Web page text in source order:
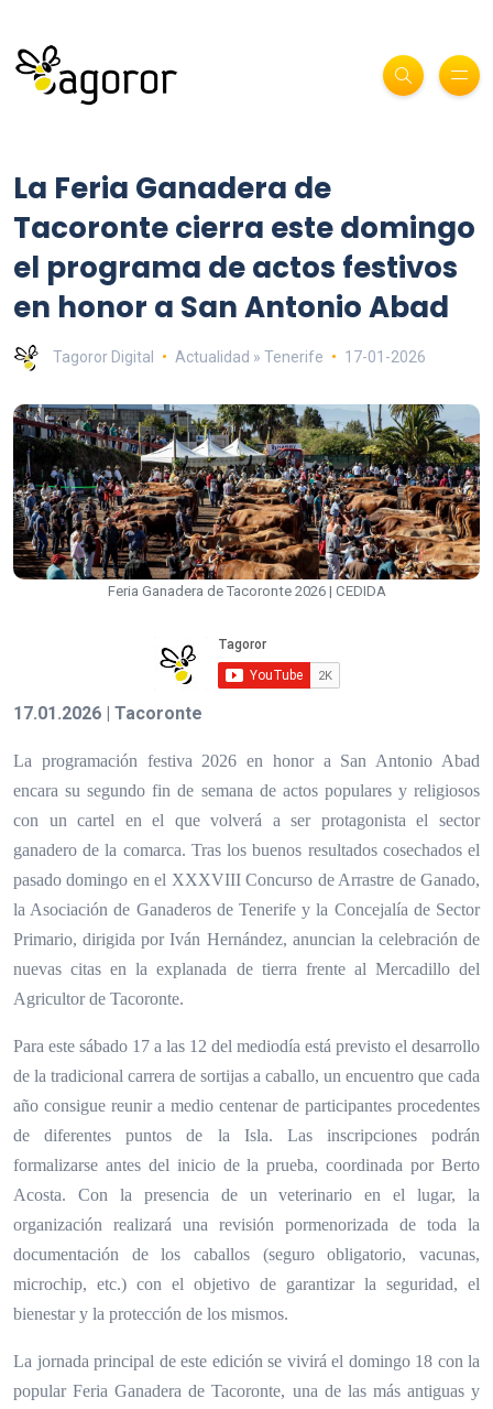
La Feria Ganadera de
Tacoronte cierra este domingo
el programa de actos festivos
en honor a San Antonio Abad
Tagoror Digital Actualidad » Tenerife 17-01-2026
Feria Ganadera de Tacoronte 2026 | CEDIDA
17.01.2026 | Tacoronte
La programación festiva 2026 en honor a San Antonio Abad
encara su segundo fin de semana de actos populares y religiosos
con un cartel en el que volverá a ser protagonista el sector
ganadero de la comarca. Tras los buenos resultados cosechados el
pasado domingo en el XXXVIII Concurso de Arrastre de Ganado,
la Asociación de Ganaderos de Tenerife y la Concejalía de Sector
Primario, dirigida por Iván Hernández, anuncian la celebración de
nuevas citas en la explanada de tierra frente al Mercadillo del
Agricultor de Tacoronte.
Para este sábado 17 a las 12 del mediodía está previsto el desarrollo
de la tradicional carrera de sortijas a caballo, un encuentro que cada
año consigue reunir a medio centenar de participantes procedentes
de diferentes puntos de la Isla. Las inscripciones podrán
formalizarse antes del inicio de la prueba, coordinada por Berto
Acosta. Con la presencia de un veterinario en el lugar, la
organización realizará una revisión pormenorizada de toda la
documentación de los caballos (seguro obligatorio, vacunas,
microchip, etc.) con el objetivo de garantizar la seguridad, el
bienestar y la protección de los mismos.
La jornada principal de este edición se vivirá el domingo 18 con la
popular Feria Ganadera de Tacoronte, una de las más antiguas y